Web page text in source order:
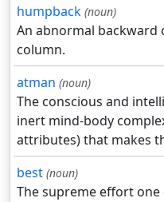
humpback (noun)
An abnormal backward
column.
atman (noun)
The conscious and
inert mind-body
attributes) that makes
best (noun)
The supreme effort one